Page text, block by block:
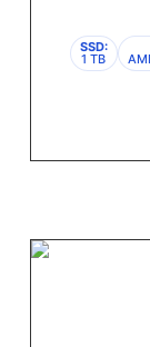
SSD:
1 TB